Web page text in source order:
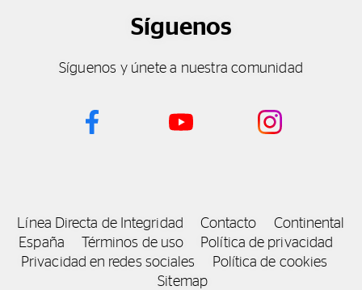
Síguenos
Síguenos y únete a nuestra comunidad
Línea Directa de Integridad Contacto
Continental
España
Términos de uso
Política de privacidad
Privacidad en redes sociales
Política de cookies
Sitemap